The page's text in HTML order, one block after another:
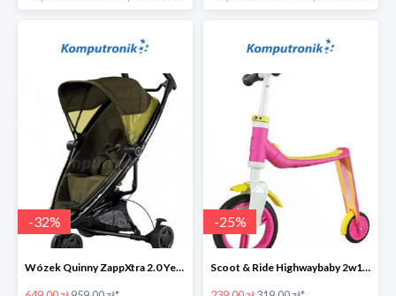
-32%
Wózek Quinny ZappXtra 2.0 Yellow Denim w super cenie
-25%
Scoot & Ride Highwaybaby 2w1 w super cenie